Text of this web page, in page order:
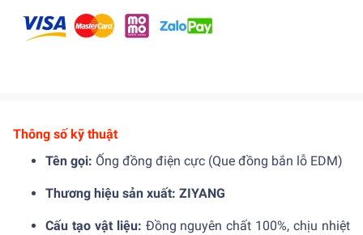
Thông số kỹ thuật
Tên gọi: Ống đồng điện cực (Que đồng bắn lỗ EDM)
Thương hiệu sản xuất: ZIYANG
Cấu tạo vật liệu: Đồng nguyên chất 100%, chịu nhiệt